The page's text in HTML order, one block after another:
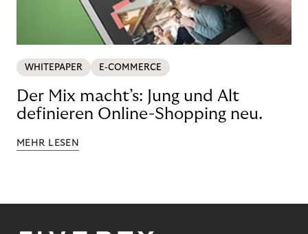
WHITEPAPER E-COMMERCE
Der Mix macht’s: Jung und Alt
definieren Online-Shopping neu.
MEHR LESEN